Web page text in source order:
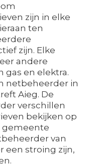
zijn in elke
ten
zijn. Elke
andere
gas en elektra.
netbeheerder in
Aieg. De
verschillen
bekijken op
gemeente
van
een stroing zijn,